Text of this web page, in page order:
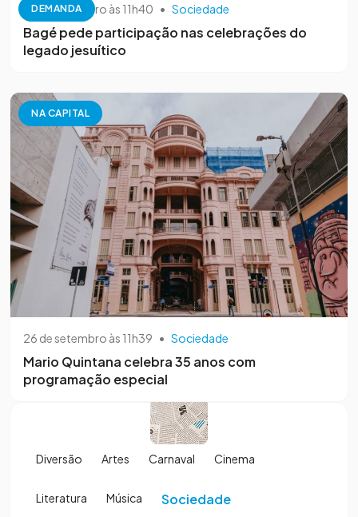
DEMANDA
26 de setembro às 11h40 • Sociedade
Bagé pede participação nas celebrações do
legado jesuítico
NA CAPITAL
26 de setembro às 11h39 • Sociedade
Mario Quintana celebra 35 anos com
programação especial
Diversão Artes Carnaval Cinema
Literatura Música Sociedade